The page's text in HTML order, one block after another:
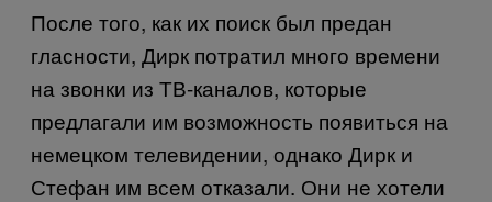
После того, как их поиск был предан
гласности, Дирк потратил много времени
на звонки из ТВ-каналов, которые
предлагали им возможность появиться на
немецком телевидении, однако Дирк и
Стефан им всем отказали. Они не хотели